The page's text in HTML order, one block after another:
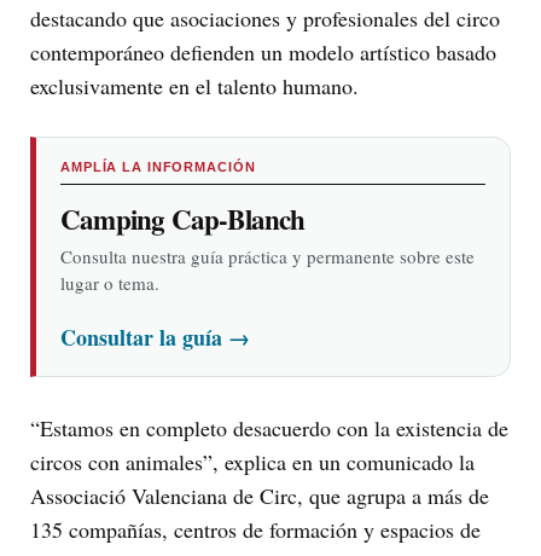
destacando que asociaciones y profesionales del circo
contemporáneo defienden un modelo artístico basado
exclusivamente en el talento humano.
AMPLÍA LA INFORMACIÓN
Camping Cap-Blanch
Consulta nuestra guía práctica y permanente sobre este
lugar o tema.
Consultar la guía →
“Estamos en completo desacuerdo con la existencia de
circos con animales”, explica en un comunicado la
Associació Valenciana de Circ, que agrupa a más de
135 compañías, centros de formación y espacios de